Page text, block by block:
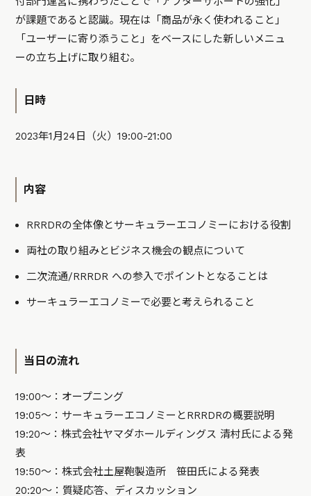
が課題であると認識。現在は「商品が永く使われること」
「ユーザーに寄り添うこと」をベースにした新しいメニュ
ーの立ち上げに取り組む。
日時
2023年1月24日（火）19:00-21:00
内容
RRRDRの全体像とサーキュラーエコノミーにおける役割
両社の取り組みとビジネス機会の観点について
二次流通/RRRDR への参入でポイントとなることは
サーキュラーエコノミーで必要と考えられること
当日の流れ
19:00～：オープニング
19:05～：サーキュラーエコノミーとRRRDRの概要説明
19:20〜：株式会社ヤマダホールディングス 清村氏による発
表
19:50〜：株式会社土屋鞄製造所 笹田氏による発表
20:20〜：質疑応答、ディスカッション